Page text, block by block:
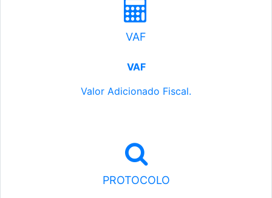
VAF
VAF
Valor Adicionado Fiscal.
PROTOCOLO